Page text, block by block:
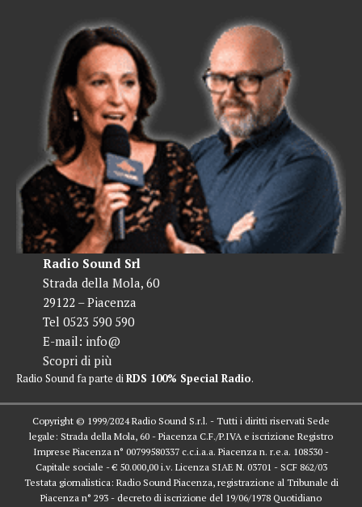
Radio Sound Srl
Strada della Mola, 60
29122 – Piacenza
Tel 0523 590 590
E-mail: info@
Scopri di più
Radio Sound fa parte diRDS 100% Special Radio.
Copyright © 1999/2024 Radio Sound S.r.l. - Tutti i diritti riservati Sede
legale: Strada della Mola, 60 - Piacenza C.F./P.IVA e iscrizione Registro
Imprese Piacenza n° 00799580337 c.c.i.a.a. Piacenza n. r.e.a. 108530 -
Capitale sociale - € 50.000,00 i.v. Licenza SIAE N. 03701 - SCF 862/03
Testata giornalistica: Radio Sound Piacenza, registrazione al Tribunale di
Piacenza n° 293 - decreto di iscrizione del 19/06/1978 Quotidiano